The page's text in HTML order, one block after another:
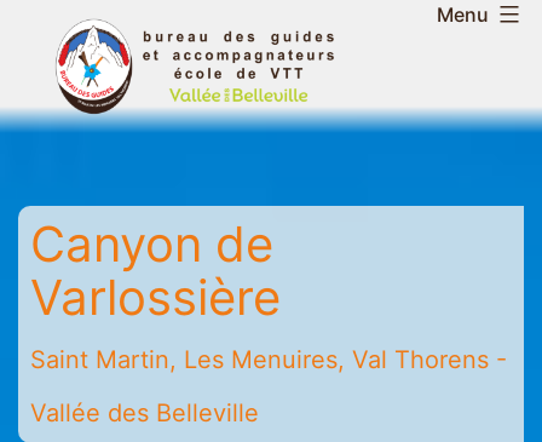
contenuBureau
des
guides
accompagnateurs
de
la
vallée
Belleville
Saint
Menu
Canyon de
Varlossière
Saint Martin, Les Menuires, Val Thorens -
Vallée des Belleville